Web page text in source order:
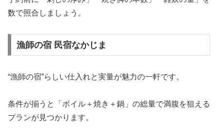
数で照合しましょう。
漁師の宿 民宿なかじま
“漁師の宿”らしい仕入れと実量が魅力の一軒です。
条件が揃うと「ボイル＋焼き＋鍋」の総量で満腹を狙える
プランが見つかります。